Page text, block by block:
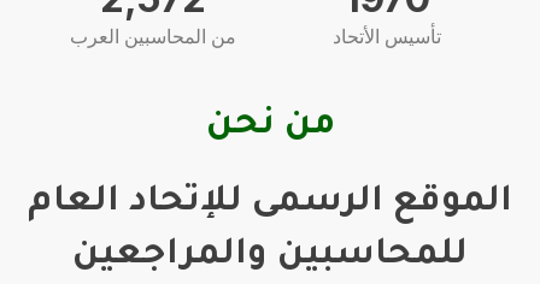
تأسيس الأتحاد من المحاسبين العرب
من نحن
الموقع الرسمى للإتحاد العام
للمحاسبين والمراجعين